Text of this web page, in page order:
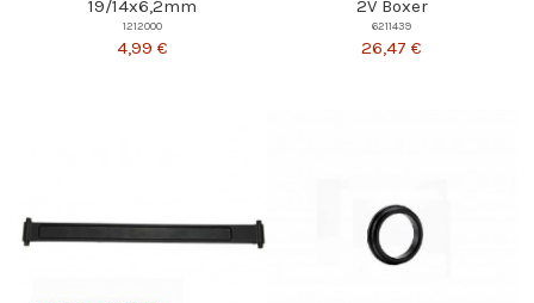
19/14x6,2mm
1212000
4,99 €
2V Boxer
6211439
26,47 €